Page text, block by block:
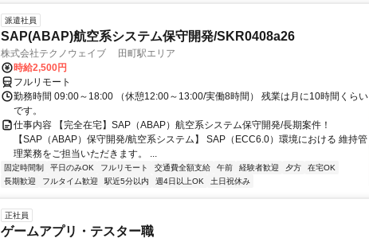
派遣社員
SAP(ABAP)航空系システム保守開発/SKR0408a26
株式会社テクノウェイブ 田町駅エリア
時給2,500円
フルリモート
勤務時間 09:00～18:00 （休憩12:00～13:00/実働8時間） 残業は月に10時間くらい
です。
仕事内容 【完全在宅】SAP（ABAP）航空系システム保守開発/長期案件！
【SAP（ABAP）保守開発/航空系システム】 SAP（ECC6.0）環境における 維持管
理業務をご担当いただきます。 ...
固定時間制 平日のみOK フルリモート 交通費全額支給 午前 経験者歓迎 夕方
在宅OK
長期歓迎
フルタイム歓迎 駅近5分以内 週4日以上OK 土日祝休み
正社員
ゲームアプリ・テスター職